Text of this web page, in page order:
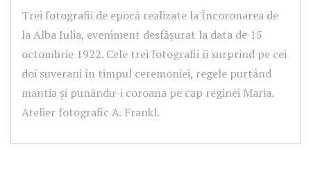
Trei fotografii de epocă realizate la Încoronarea de
la Alba Iulia, eveniment desfășurat la data de 15
octombrie 1922. Cele trei fotografii îi surprind pe cei
doi suverani în timpul ceremoniei, regele purtând
mantia și punându-i coroana pe cap reginei Maria.
Atelier fotografic A. Frankl.